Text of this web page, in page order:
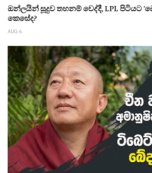
ඔන්ලයින් සූදුව තහනම් වෙද්දී, LPL පිටියට
කෙසේද?
AUG 6